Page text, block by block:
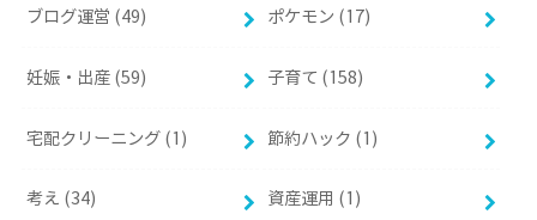
ブログ運営 (49) ポケモン (17)
妊娠・出産 (59) 子育て (158)
宅配クリーニング (1) 節約ハック (1)
考え (34) 資産運用 (1)